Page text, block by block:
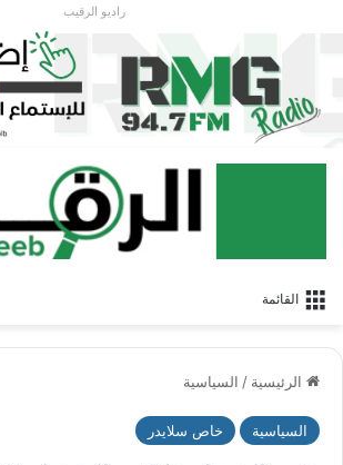
راديو الرقيب
القائمة
الرئيسية / السياسية
السياسية خاص سلايدر